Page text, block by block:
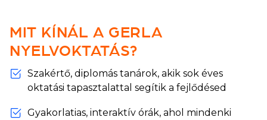
MIT KÍNÁL A GERLA
NYELVOKTATÁS?
Szakértő, diplomás tanárok, akik sok éves
oktatási tapasztalattal segítik a fejlődésed
Gyakorlatias, interaktív órák, ahol mindenki